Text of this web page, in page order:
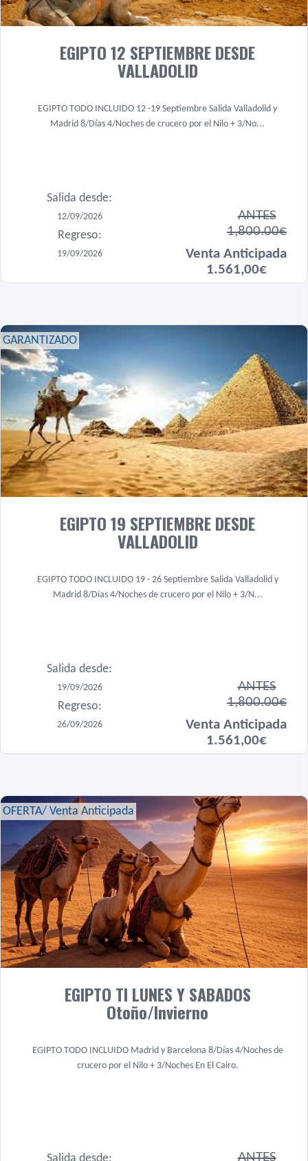
EGIPTO 12 SEPTIEMBRE DESDE
VALLADOLID
EGIPTO TODO INCLUIDO 12 -19 Septiembre Salida Valladolid y
Madrid 8/Días 4/Noches de crucero por el Nilo + 3/No...
Salida desde:
12/09/2026
Regreso:
19/09/2026
ANTES
1,800.00€
Venta Anticipada
1.561,00€
GARANTIZADO
EGIPTO 19 SEPTIEMBRE DESDE
VALLADOLID
EGIPTO TODO INCLUIDO 19 - 26 Septiembre Salida Valladolid y
Madrid 8/Días 4/Noches de crucero por el Nilo + 3/N...
Salida desde:
19/09/2026
Regreso:
26/09/2026
ANTES
1,800.00€
Venta Anticipada
1.561,00€
OFERTA/ Venta Anticipada
EGIPTO TI LUNES Y SABADOS
Otoño/Invierno
EGIPTO TODO INCLUIDO Madrid y Barcelona 8/Días 4/Noches de
crucero por el Nilo + 3/Noches En El Cairo.
ANTES